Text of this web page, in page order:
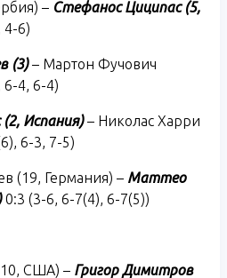
– Стефанос Циципас (5,
4-6)
(3)– Мартон Фучович
6-4, 6-4)
(2, Испания)– Николас Харри
6-3, 7-5)
(19, Германия) – Маттео
0:3 (3-6, 6-7(4), 6-7(5))
США) – Григор Димитров